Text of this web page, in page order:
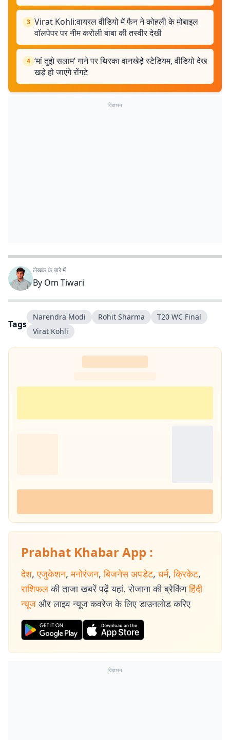
3 Virat Kohli:वायरल वीडियो में फैन ने कोहली के मोबाइल
वॉलपेपर पर नीम करोली बाबा की तस्वीर देखी
4 ‘मां तुझे सलाम’ गाने पर थिरका वानखेड़े स्टेडियम, वीडियो देख
खड़े हो जाएंगे रोंगटे
विज्ञापन
लेखक के बारे में
By Om Tiwari
Tags
Narendra Modi Rohit Sharma
T20 WC Final
Virat Kohli
Prabhat Khabar App :
देश, एजुकेशन, मनोरंजन, बिजनेस अपडेट, धर्म, क्रिकेट,
राशिफल की ताजा खबरें पढ़ें यहां. रोजाना की ब्रेकिंग हिंदी
न्यूज और लाइव न्यूज कवरेज के लिए डाउनलोड करिए
विज्ञापन